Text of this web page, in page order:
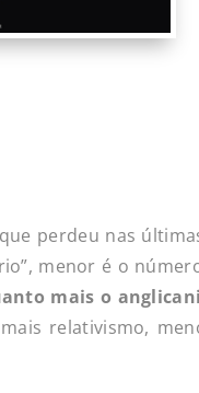
perdeu nas
menor é o
mais o
relativismo,